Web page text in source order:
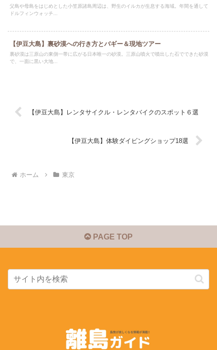
父島や母島をはじめとした小笠原諸島周辺は、野生のイルカが生息する海域。年間を通して
ドルフィンウォッチ...
【伊豆大島】裏砂漠への行き方とバギー＆現地ツアー
裏砂漠は三原山の東側一帯に広がる日本唯一の砂漠。三原山噴火で噴出した石でできた砂漠
で、一面に黒い大地...
【伊豆大島】レンタサイクル・レンタバイクのスポット６選
【伊豆大島】体験ダイビングショップ18選
ホーム 東京
PAGE TOP